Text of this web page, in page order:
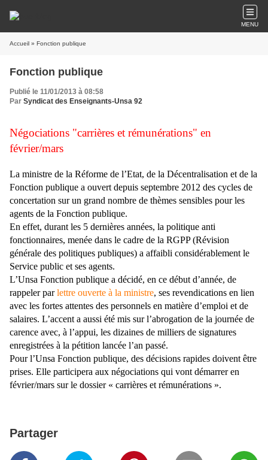
MENU
Accueil » Fonction publique
Fonction publique
Publié le 11/01/2013 à 08:58
Par Syndicat des Enseignants-Unsa 92
Négociations "carrières et rémunérations" en
février/mars
La ministre de la Réforme de l’Etat, de la Décentralisation et de la
Fonction publique a ouvert depuis septembre 2012 des cycles de
concertation sur un grand nombre de thèmes sensibles pour les
agents de la Fonction publique.
En effet, durant les 5 dernières années, la politique anti
fonctionnaires, menée dans le cadre de la RGPP (Révision
générale des politiques publiques) a affaibli considérablement le
Service public et ses agents.
L’Unsa Fonction publique a décidé, en ce début d’année, de
rappeler parlettre ouverte à la ministre, ses revendications en lien
avec les fortes attentes des personnels en matière d’emploi et de
salaires. L’accent a aussi été mis sur l’abrogation de la journée de
carence avec, à l’appui, les dizaines de milliers de signatures
enregistrées à la pétition lancée l’an passé.
Pour l’Unsa Fonction publique, des décisions rapides doivent être
prises. Elle participera aux négociations qui vont démarrer en
février/mars sur le dossier « carrières et rémunérations ».
Partager